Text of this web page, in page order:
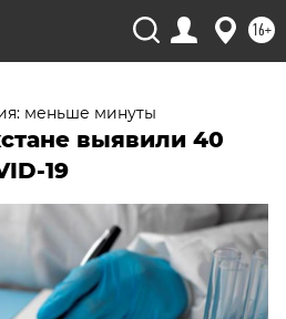
16+
меньше минуты
выявили 40
19